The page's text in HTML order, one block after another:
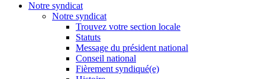
Notre syndicat
Notre syndicat
Trouvez votre section locale
Statuts
Message du président national
Conseil national
Fièrement syndiqué(e)